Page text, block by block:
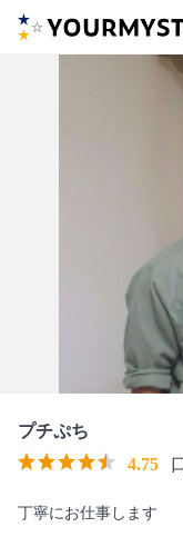
プチぷち
4.75
丁寧にお仕事します